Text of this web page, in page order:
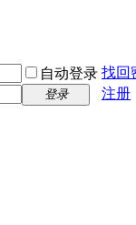
自动登录 找回
登录 注册